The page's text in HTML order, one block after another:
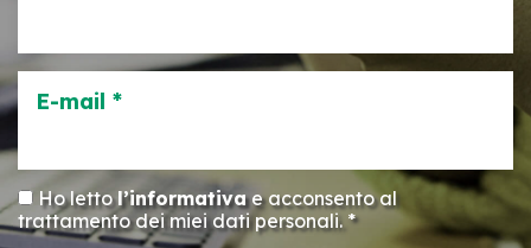
E-mail *
Ho lettol’informativae acconsento al
trattamento dei miei dati personali. *